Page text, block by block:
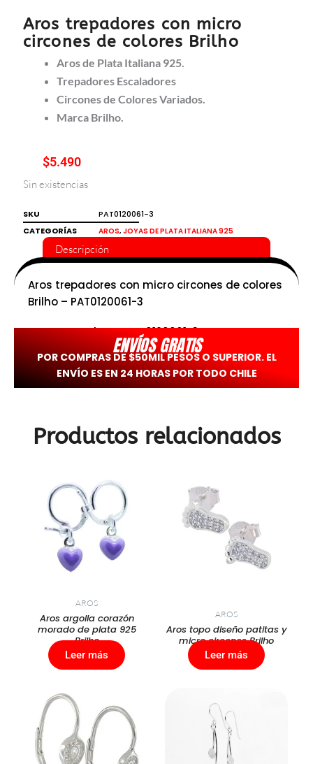
Aros trepadores con micro
circones de colores Brilho
Aros de Plata Italiana 925.
Trepadores Escaladores
Circones de Colores Variados.
Marca Brilho.
$5.490
Sin existencias
SKU
PAT0120061-3
CATEGORÍAS
AROS, JOYAS DE PLATA ITALIANA 925
Descripción
Aros trepadores con micro circones de colores
Brilho – PAT0120061-3
aros-trepadores-pat0120061-3
ENVÍOS GRATIS
POR COMPRAS DE $50MIL PESOS O SUPERIOR. EL
ENVÍO ES EN 24 HORAS POR TODO CHILE
Productos relacionados
AROS
Aros argolla corazón
morado de plata 925
Brilho
Leer más
AROS
Aros topo diseño patitas y
micro circones Brilho
Leer más